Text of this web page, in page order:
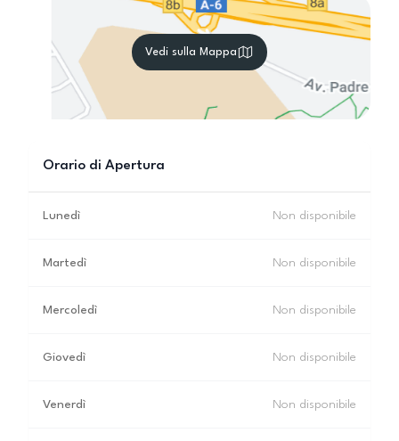
Vedi sulla Mappa
Orario di Apertura
Lunedì Non disponibile
Martedì Non disponibile
Mercoledì Non disponibile
Giovedì Non disponibile
Venerdì Non disponibile